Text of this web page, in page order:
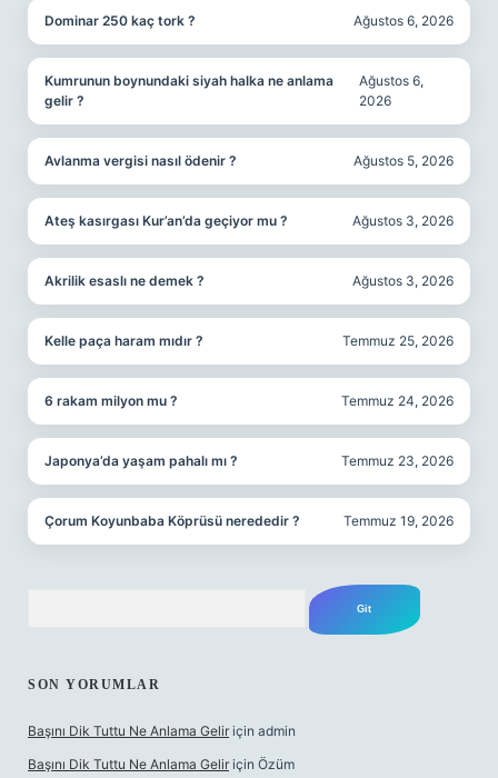
Dominar 250 kaç tork ? Ağustos 6, 2026
Kumrunun boynundaki siyah halka ne anlama
gelir ?
Ağustos 6,
2026
Avlanma vergisi nasıl ödenir ? Ağustos 5, 2026
Ateş kasırgası Kur’an’da geçiyor mu ? Ağustos 3, 2026
Akrilik esaslı ne demek ? Ağustos 3, 2026
Kelle paça haram mıdır ? Temmuz 25, 2026
6 rakam milyon mu ? Temmuz 24, 2026
Japonya’da yaşam pahalı mı ? Temmuz 23, 2026
Çorum Koyunbaba Köprüsü nerededir ? Temmuz 19, 2026
SON YORUMLAR
Başını Dik Tuttu Ne Anlama Gelir için admin
Başını Dik Tuttu Ne Anlama Gelir için Özüm